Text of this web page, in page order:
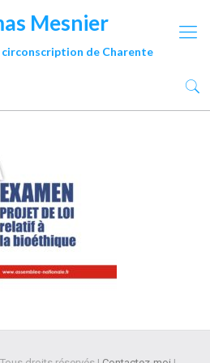
Mesnier
circonscription de Charente